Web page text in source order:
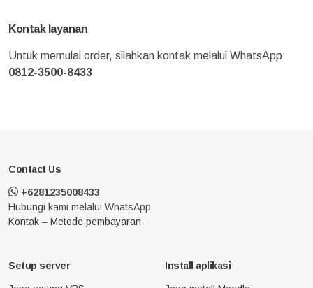
Kontak layanan
Untuk memulai order, silahkan kontak melalui WhatsApp:
0812-3500-8433
Contact Us
+6281235008433
Hubungi kami melalui WhatsApp
Kontak – Metode pembayaran
Setup server Install aplikasi